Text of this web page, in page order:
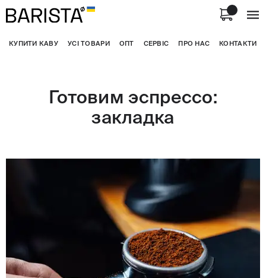
КУПИТИ КАВУ УСІ ТОВАРИ ОПТ СЕРВІС ПРО НАС КОНТАКТИ
Готовим эспрессо:
закладка